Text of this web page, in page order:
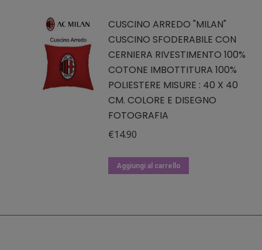
CUSCINO ARREDO "MILAN"
CUSCINO SFODERABILE CON
CERNIERA RIVESTIMENTO 100%
COTONE IMBOTTITURA 100%
POLIESTERE MISURE : 40 X 40
CM. COLORE E DISEGNO
FOTOGRAFIA
€14.90
Aggiungi al carrello